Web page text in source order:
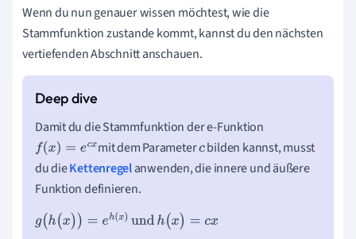
Wenn du nun genauer wissen möchtest, wie die
Stammfunktion zustande kommt, kannst du den nächsten
vertiefenden Abschnitt anschauen.
Damit du die Stammfunktion der e-Funktion
f(x)=e cx mit dem Parametercbilden kannst, musst
du dieKettenregelanwenden, die innere und äußere
Funktion definieren.
g(h(x))=eh (x) undh (x)=cx